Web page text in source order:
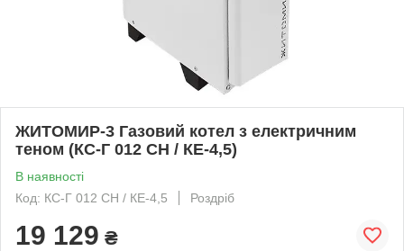
ЖИТОМИР-3 Газовий котел з електричним
теном (КС-Г 012 СН / КЕ-4,5)
В наявності
Код: КС-Г 012 СН / КЕ-4,5
Роздріб
19 129 ₴